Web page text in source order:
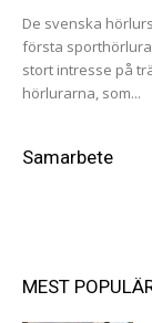
De svenska
första
stort intresse på
hörlurarna, som...
Samarbete
MEST